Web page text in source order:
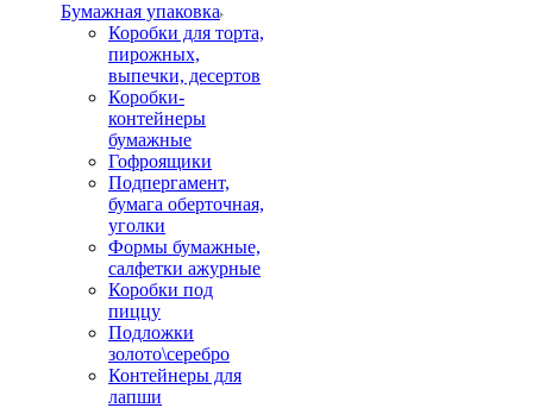
Бумажная упаковка
Коробки для торта,
пирожных,
выпечки, десертов
Коробки-
контейнеры
бумажные
Гофроящики
Подпергамент,
бумага оберточная,
уголки
Формы бумажные,
салфетки ажурные
Коробки под
пиццу
Подложки
золото\серебро
Контейнеры для
лапши